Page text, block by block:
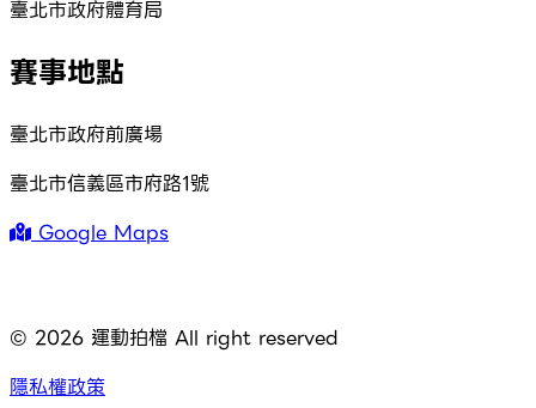
臺北市政府體育局
賽事地點
臺北市政府前廣場
臺北市信義區市府路1號
Google Maps
© 2026 運動拍檔 All right reserved
隱私權政策